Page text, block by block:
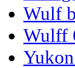
Wulf
Wulff